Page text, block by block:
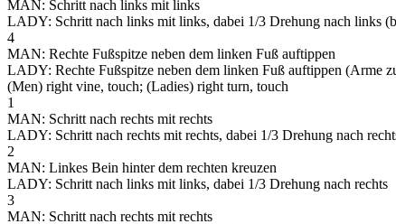
MAN: Schritt nach links mit links
LADY: Schritt nach links mit links, dabei 1/3 Drehung nach links
4
MAN: Rechte Fußspitze neben dem linken Fuß auftippen
LADY: Rechte Fußspitze neben dem linken Fuß auftippen (Arme
(Men) right vine, touch; (Ladies) right turn, touch
1
MAN: Schritt nach rechts mit rechts
LADY: Schritt nach rechts mit rechts, dabei 1/3 Drehung nach
2
MAN: Linkes Bein hinter dem rechten kreuzen
LADY: Schritt nach links mit links, dabei 1/3 Drehung nach rechts
3
MAN: Schritt nach rechts mit rechts